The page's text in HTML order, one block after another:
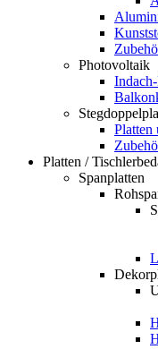
Photovoltaik
Platten
Platten /
Spanplatten